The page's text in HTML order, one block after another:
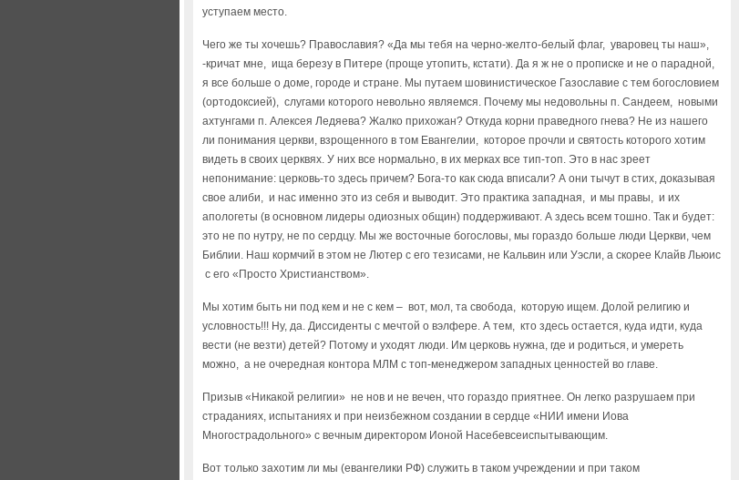
уступаем место.
Чего же ты хочешь? Православия? «Да мы тебя на черно-желто-белый флаг, уваровец ты наш»,
-кричат мне, ища березу в Питере (проще утопить, кстати). Да я ж не о прописке и не о парадной,
я все больше о доме, городе и стране. Мы путаем шовинистическое Газославие с тем богословием
(ортодоксией), слугами которого невольно являемся. Почему мы недовольны п. Сандеем, новыми
ахтунгами п. Алексея Ледяева? Жалко прихожан? Откуда корни праведного гнева? Не из нашего
ли понимания церкви, взрощенного в том Евангелии, которое прочли и святость которого хотим
видеть в своих церквях. У них все нормально, в их мерках все тип-топ. Это в нас зреет
непонимание: церковь-то здесь причем? Бога-то как сюда вписали? А они тычут в стих, доказывая
свое алиби, и нас именно это из себя и выводит. Это практика западная, и мы правы, и их
апологеты (в основном лидеры одиозных общин) поддерживают. А здесь всем тошно. Так и будет:
это не по нутру, не по сердцу. Мы же восточные богословы, мы гораздо больше люди Церкви, чем
Библии. Наш кормчий в этом не Лютер с его тезисами, не Кальвин или Уэсли, а скорее Клайв Льюис
с его «Просто Христианством».
Мы хотим быть ни под кем и не с кем – вот, мол, та свобода, которую ищем. Долой религию и
условность!!! Ну, да. Диссиденты с мечтой о вэлфере. А тем, кто здесь остается, куда идти, куда
вести (не везти) детей? Потому и уходят люди. Им церковь нужна, где и родиться, и умереть
можно, а не очередная контора МЛМ с топ-менеджером западных ценностей во главе.
Призыв «Никакой религии» не нов и не вечен, что гораздо приятнее. Он легко разрушаем при
страданиях, испытаниях и при неизбежном создании в сердце «НИИ имени Иова
Многострадольного» с вечным директором Ионой Насебевсеиспытывающим.
Вот только захотим ли мы (евангелики РФ) служить в таком учреждении и при таком